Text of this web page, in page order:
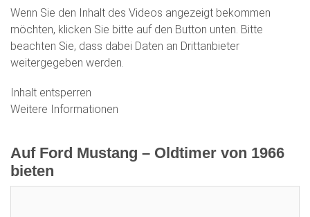
Wenn Sie den Inhalt des Videos angezeigt bekommen
möchten, klicken Sie bitte auf den Button unten. Bitte
beachten Sie, dass dabei Daten an Drittanbieter
weitergegeben werden.
Inhalt entsperren
Weitere Informationen
Auf Ford Mustang – Oldtimer von 1966
bieten